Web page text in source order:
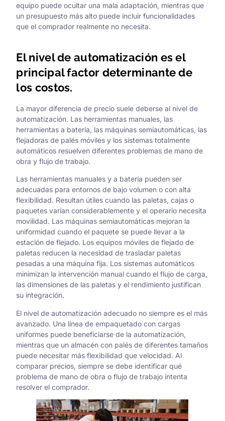
equipo puede ocultar una mala adaptación, mientras que
un presupuesto más alto puede incluir funcionalidades
que el comprador realmente no necesita.
El nivel de automatización es el
principal factor determinante de
los costos.
La mayor diferencia de precio suele deberse al nivel de
automatización. Las herramientas manuales, las
herramientas a batería, las máquinas semiautomáticas, las
flejadoras de palés móviles y los sistemas totalmente
automáticos resuelven diferentes problemas de mano de
obra y flujo de trabajo.
Las herramientas manuales y a batería pueden ser
adecuadas para entornos de bajo volumen o con alta
flexibilidad. Resultan útiles cuando las paletas, cajas o
paquetes varían considerablemente y el operario necesita
movilidad. Las máquinas semiautomáticas mejoran la
uniformidad cuando el paquete se puede llevar a la
estación de flejado. Los equipos móviles de flejado de
paletas reducen la necesidad de trasladar paletas
pesadas a una máquina fija. Los sistemas automáticos
minimizan la intervención manual cuando el flujo de carga,
las dimensiones de las paletas y el rendimiento justifican
su integración.
El nivel de automatización adecuado no siempre es el más
avanzado. Una línea de empaquetado con cargas
uniformes puede beneficiarse de la automatización,
mientras que un almacén con palés de diferentes tamaños
puede necesitar más flexibilidad que velocidad. Al
comparar precios, siempre se debe identificar qué
problema de mano de obra o flujo de trabajo intenta
resolver el comprador.